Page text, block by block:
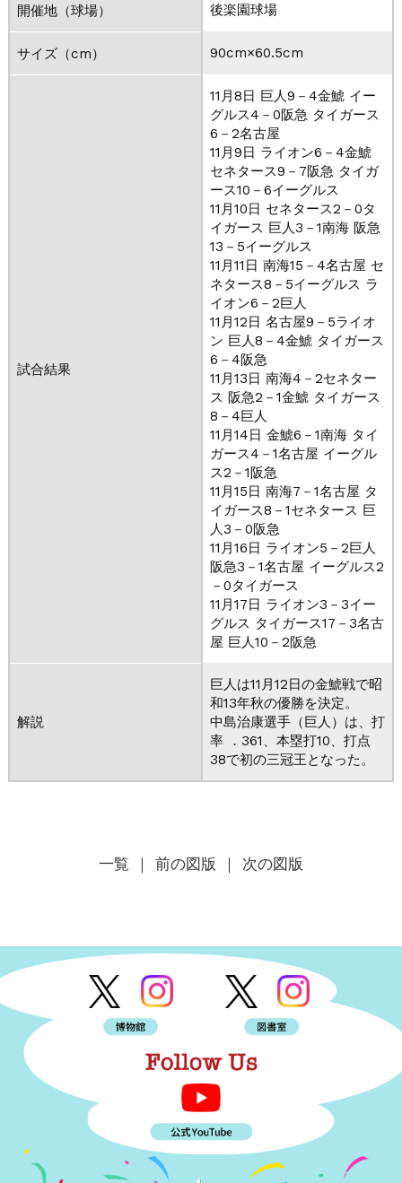
開催地（球場） 後楽園球場
サイズ（cm） 90cm×60.5cm
試合結果
11月8日 巨人9－4金鯱 イー
グルス4－0阪急 タイガース
6－2名古屋
11月9日 ライオン6－4金鯱
セネタース9－7阪急 タイガ
ース10－6イーグルス
11月10日 セネタース2－0タ
イガース 巨人3－1南海 阪急
13－5イーグルス
11月11日 南海15－4名古屋 セ
ネタース8－5イーグルス ラ
イオン6－2巨人
11月12日 名古屋9－5ライオ
ン 巨人8－4金鯱 タイガース
6－4阪急
11月13日 南海4－2セネター
ス 阪急2－1金鯱 タイガース
8－4巨人
11月14日 金鯱6－1南海 タイ
ガース4－1名古屋 イーグル
ス2－1阪急
11月15日 南海7－1名古屋 タ
イガース8－1セネタース 巨
人3－0阪急
11月16日 ライオン5－2巨人
阪急3－1名古屋 イーグルス2
－0タイガース
11月17日 ライオン3－3イー
グルス タイガース17－3名古
屋 巨人10－2阪急
解説
巨人は11月12日の金鯱戦で昭
和13年秋の優勝を決定。
中島治康選手（巨人）は、打
率 ．361、本塁打10、打点
38で初の三冠王となった。
一覧 ｜ 前の図版 ｜ 次の図版